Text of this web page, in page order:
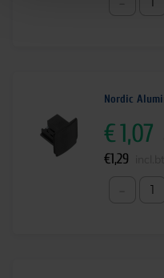
Nordic
€1,07
€1,29